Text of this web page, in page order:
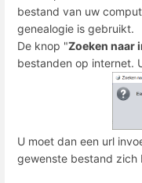
​​bestand van uw
genealogie is gebruikt.
De knop "Zoeken naar
bestanden op internet.
U moet dan een url
gewenste bestand zich